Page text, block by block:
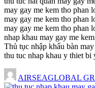
may gay me kem tho phan
may gay me kem tho phan
may gay me kem tho phan
nhap khau may gay me
Thủ tục nhập khẩu bàn
thu tuc nhap khau y thiet bi
AIRSEAGLOBAL